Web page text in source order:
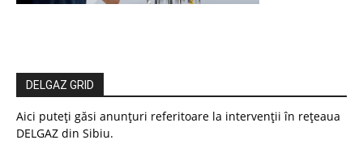
DELGAZ GRID
Aici puteți găsi anunțuri referitoare la intervenții în rețeaua
DELGAZ din Sibiu.